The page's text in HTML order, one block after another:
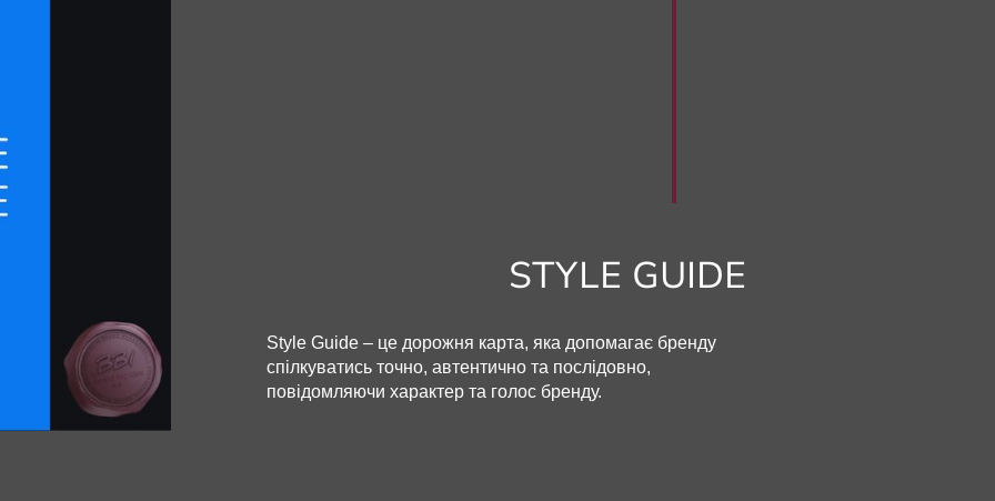
STYLE GUIDE
Style Guide – це дорожня карта, яка допомагає бренду
спілкуватись точно, автентично та послідовно,
повідомляючи характер та голос бренду.